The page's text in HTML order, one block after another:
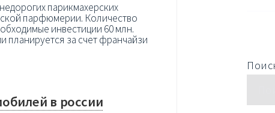
парикмахерских
парфюмерии. Количество
инвестиции 60 млн.
планируется за счет франчайзи
в россии